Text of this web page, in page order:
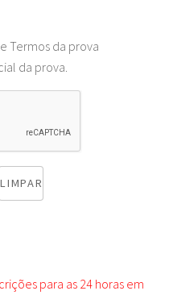
Termos da prova
da prova.
para as 24 horas em